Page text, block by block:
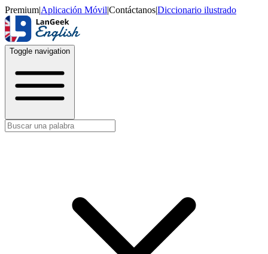
Premium|Aplicación Móvil|Contáctanos|Diccionario ilustrado
Toggle navigation